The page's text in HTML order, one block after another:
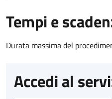
Tempi e
Durata massima del
Accedi al